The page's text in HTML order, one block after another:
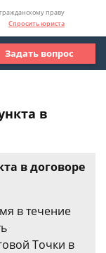
праву
Спросить юриста
Задать вопрос
в
в договоре
в течение
Точки в